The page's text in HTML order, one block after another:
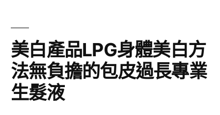
美白產品LPG身體美白方
法無負擔的包皮過長專業
生髮液